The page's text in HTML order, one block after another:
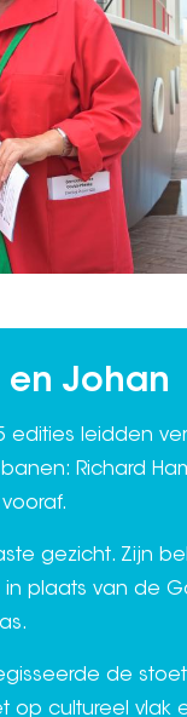
en Johan
edities leidden
Richard
gezicht. Zijn
plaats van de
de
op cultureel vlak